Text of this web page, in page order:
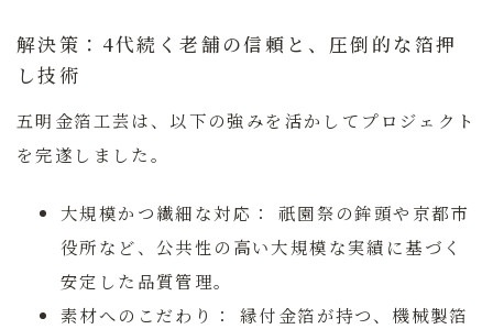
解決策：4代続く老舗の信頼と、圧倒的な箔押
し技術
五明金箔工芸は、以下の強みを活かしてプロジェクト
を完遂しました。
大規模かつ繊細な対応：
祇園祭の鉾頭や京都市
役所など、公共性の高い大規模な実績に基づく
安定した品質管理。
素材へのこだわり：
縁付金箔が持つ、機械製箔